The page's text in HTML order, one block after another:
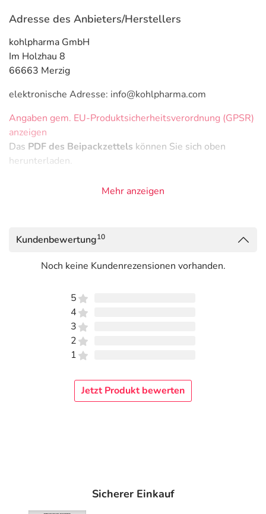
Adresse des Anbieters/Herstellers
kohlpharma GmbH
Im Holzhau 8
66663 Merzig
elektronische Adresse: info@kohlpharma.com
Angaben gem. EU-Produktsicherheitsverordnung (GPSR)
anzeigen
Das PDF des Beipackzettels können Sie sich oben
herunterladen.
Mehr anzeigen
Kundenbewertung10
Noch keine Kundenrezensionen vorhanden.
5
4
3
2
1
Jetzt Produkt bewerten
Sicherer Einkauf